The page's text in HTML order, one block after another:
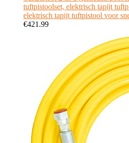
tuftpistoolset, elektrisch tapijt
elektrisch tapijt tuftpistool voor
€421.99